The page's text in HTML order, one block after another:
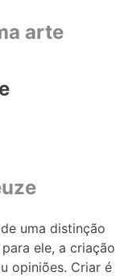
arte
uma distinção
ele, a criação
opiniões. Criar é